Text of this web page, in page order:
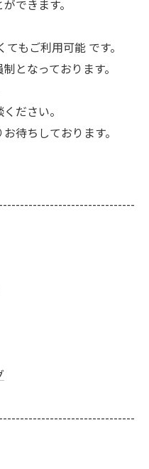
できます。
もご利用可能 です。
となっております。
ださい。
待ちしております。